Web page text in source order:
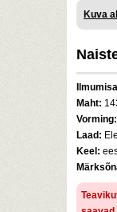
Kuva
Maht:
Vorming:
Laad:
Keel: